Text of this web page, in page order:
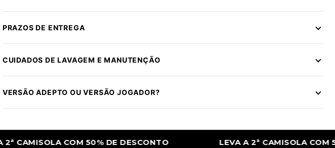
PRAZOS DE ENTREGA
CUIDADOS DE LAVAGEM E MANUTENÇÃO
VERSÃO ADEPTO OU VERSÃO JOGADOR?
LEVA A 2ª CAMISOLA COM 50% DE DESCONTO